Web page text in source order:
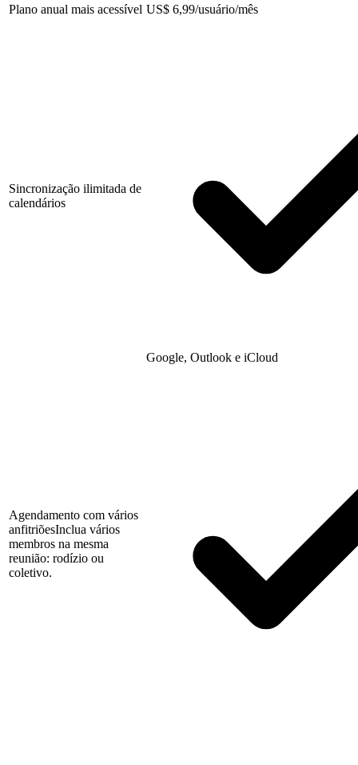
Plano anual mais acessível US$ 6,99/usuário/mês
Sincronização ilimitada de
calendários
Google, Outlook e iCloud
Agendamento com vários
anfitriõesInclua vários
membros na mesma
reunião: rodízio ou
coletivo.